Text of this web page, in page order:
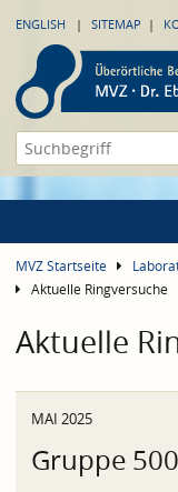
ENGLISH SITEMAP
MVZ Startseite
Aktuelle Ringversuche
Aktuelle
MAI 2025
Gruppe 500